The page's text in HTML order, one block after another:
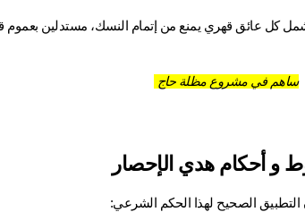
ساهم في مشروع مظلة حاج
و أحكام هدي الإحصار
التطبيق الصحيح لهذا الحكم الشرعي: